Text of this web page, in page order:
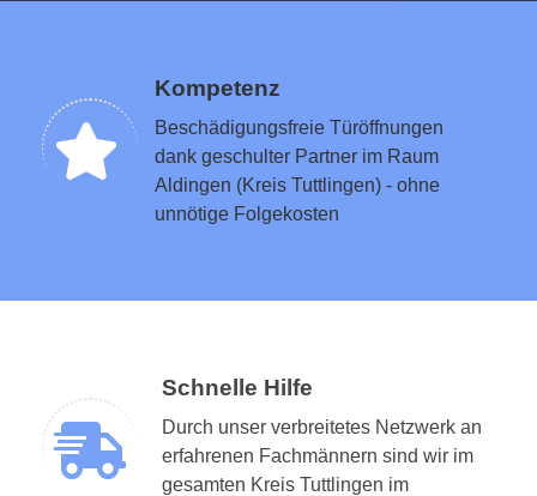
Kompetenz
Beschädigungsfreie Türöffnungen
dank geschulter Partner im Raum
Aldingen (Kreis Tuttlingen) - ohne
unnötige Folgekosten
Schnelle Hilfe
Durch unser verbreitetes Netzwerk an
erfahrenen Fachmännern sind wir im
gesamten Kreis Tuttlingen im